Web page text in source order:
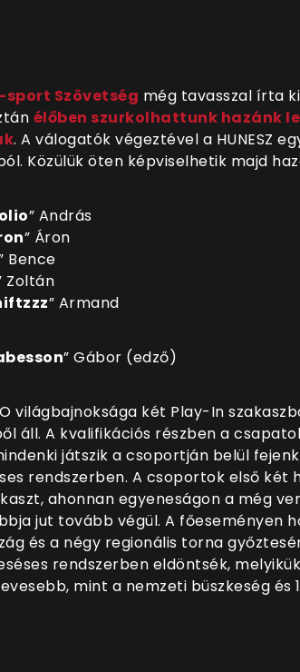
sport Szövetség még tavasszal írta
élőben szurkolhattunk hazánk
. A válogatók végeztével a HUNESZ
Közülük öten képviselhetik majd
” András
” Áron
Bence
Zoltán
” Armand
” Gábor (edző)
világbajnoksága két Play-In
áll. A kvalifikációs részben a
játszik a csoportján belül
rendszerben. A csoportok első két
ahonnan egyeneságon a még
jut tovább végül. A főeseményen
és a négy regionális torna
rendszerben eldöntsék,
mint a nemzeti büszkeség és